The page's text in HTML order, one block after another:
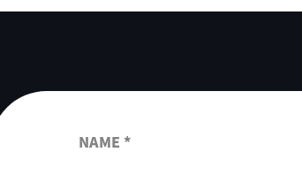
NAME *